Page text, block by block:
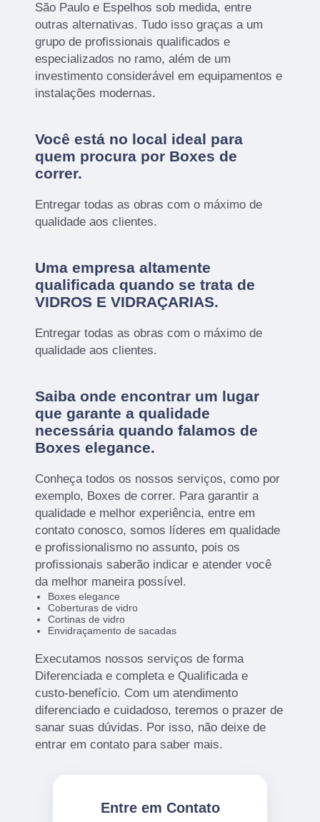
São Paulo e Espelhos sob medida, entre
outras alternativas. Tudo isso graças a um
grupo de profissionais qualificados e
especializados no ramo, além de um
investimento considerável em equipamentos e
instalações modernas.
Você está no local ideal para
quem procura por Boxes de
correr.
Entregar todas as obras com o máximo de
qualidade aos clientes.
Uma empresa altamente
qualificada quando se trata de
VIDROS E VIDRAÇARIAS.
Entregar todas as obras com o máximo de
qualidade aos clientes.
Saiba onde encontrar um lugar
que garante a qualidade
necessária quando falamos de
Boxes elegance.
Conheça todos os nossos serviços, como por
exemplo, Boxes de correr. Para garantir a
qualidade e melhor experiência, entre em
contato conosco, somos líderes em qualidade
e profissionalismo no assunto, pois os
profissionais saberão indicar e atender você
da melhor maneira possível.
Boxes elegance
Coberturas de vidro
Cortinas de vidro
Envidraçamento de sacadas
Executamos nossos serviços de forma
Diferenciada e completa e Qualificada e
custo-benefício. Com um atendimento
diferenciado e cuidadoso, teremos o prazer de
sanar suas dúvidas. Por isso, não deixe de
entrar em contato para saber mais.
Entre em Contato